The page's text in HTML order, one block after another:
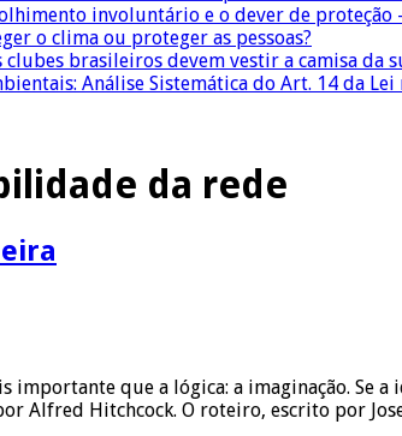
involuntário e o dever de
o clima ou proteger as pessoas?
clubes brasileiros devem vestir a camisa da
Análise Sistemática do Art. 14 da
da rede
importante que a lógica: a imaginação.
Alfred Hitchcock. O roteiro, escrito por